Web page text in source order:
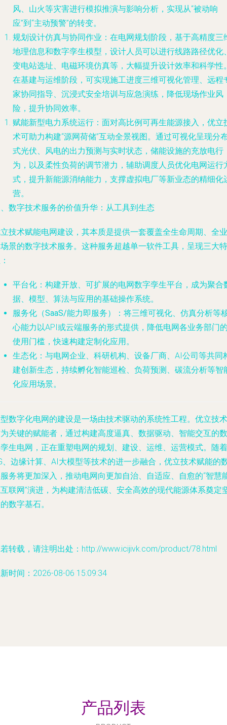
风、山火等灾害进行模拟推演与影响分析，实现从“被动响
应”到“主动预警”的转变。
规划设计仿真与协同作业 ：在电网规划阶段，基于高精度三
地理信息和数字孪生模型，设计人员可以进行线路路径优化
变电站选址、电磁环境仿真等，大幅提升设计效率和科学性
在基建与运维阶段，可实现施工进度三维可视化管理、远程
家协同指导、沉浸式安全培训与应急演练，降低现场作业风
险，提升协同效率。
赋能新型电力系统运行 ：面对高比例可再生能源接入，优立
术可助力构建“源网荷储”互动全景视图。通过可视化呈现分
式光伏、风电的出力预测与实时状态，储能设施的充放电行
为，以及柔性负荷的调节潜力，辅助调度人员优化电网运行
式，提升新能源消纳能力，支撑虚拟电厂等新业态的精细化
营。
数字技术服务的价值升华：从工具到生态
技术赋能电网建设，其本质是提供一套覆盖全生命周期、全业
景的数字技术服务。这种服务超越单一软件工具，呈现三大特
平台化 ：构建开放、可扩展的电网数字孪生平台，成为聚合
据、模型、算法与应用的基础操作系统。
服务化（SaaS/能力即服务）
：将三维可视化、仿真分析等
心能力以API或云端服务的形式提供，降低电网各业务部门
使用门槛，快速构建定制化应用。
生态化 ：与电网企业、科研机构、设备厂商、AI公司等共同
建创新生态，持续孵化智能巡检、负荷预测、碳流分析等智
化应用场景。
数字化电网的建设是一场由技术驱动的系统性工程。优立技术
关键的赋能者，通过构建高度逼真、数据驱动、智能交互的数
生电网，正在重塑电网的规划、建设、运维、运营模式。随着
、边缘计算、AI大模型等技术的进一步融合，优立技术赋能的
务将更加深入，推动电网向更加自治、自适应、自愈的“智慧
联网”演进，为构建清洁低碳、安全高效的现代能源体系奠定
数字基石。
转载，请注明出处：http://www.icijivk.com/product/78.html
时间：2026-08-06 15:09:34
产品列表